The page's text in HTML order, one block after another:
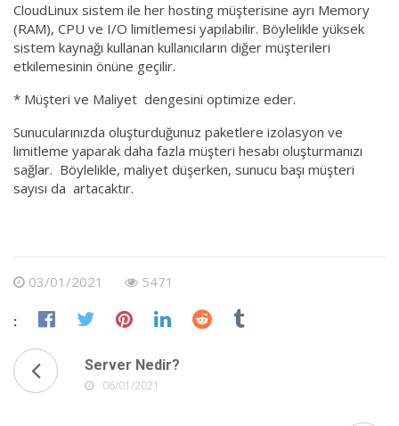
CloudLinux sistem ile her hosting müşterisine ayrı Memory
(RAM), CPU ve I/O limitlemesi yapılabilir. Böylelikle yüksek
sistem kaynağı kullanan kullanıcıların diğer müşterileri
etkilemesinin önüne geçilir.
* Müşteri ve Maliyet dengesini optimize eder.
Sunucularınızda oluşturduğunuz paketlere izolasyon ve
limitleme yaparak daha fazla müşteri hesabı oluşturmanızı
sağlar. Böylelikle, maliyet düşerken, sunucu başı müşteri
sayısı da artacaktır.
03/01/2021 5471
:
Server Nedir?
06/01/2021